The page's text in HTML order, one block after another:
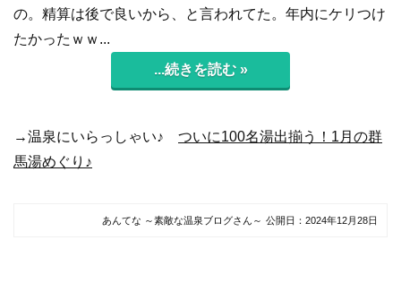
の。精算は後で良いから、と言われてた。年内にケリつけ
たかったｗｗ...
...続きを読む »
→温泉にいらっしゃい♪ ついに100名湯出揃う！1月の群
馬湯めぐり♪
あんてな ～素敵な温泉ブログさん～ 公開日： 2024年12月28日